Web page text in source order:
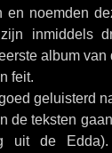
en noemden
inmiddels
album van
feit.
geluisterd
de teksten
uit de